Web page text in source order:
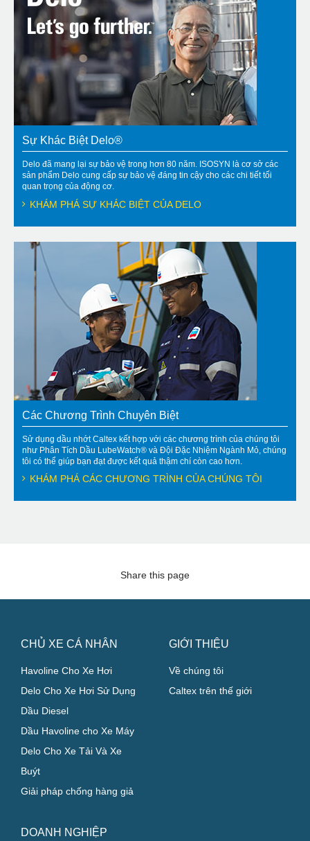
Sự Khác Biệt Delo®
Delo đã mang lại sự bảo vệ trong hơn 80 năm. ISOSYN là cơ sở các
sản phẩm Delo cung cấp sự bảo vệ đáng tin cậy cho các chi tiết tối
quan trọng của động cơ.
KHÁM PHÁ SỰ KHÁC BIỆT CỦA DELO
Các Chương Trình Chuyên Biệt
Sử dụng dầu nhớt Caltex kết hợp với các chương trình của chúng tôi
như Phân Tích Dầu LubeWatch® và Đội Đặc Nhiệm Ngành Mỏ, chúng
tôi có thể giúp bạn đạt được kết quả thậm chí còn cao hơn.
KHÁM PHÁ CÁC CHƯƠNG TRÌNH CỦA CHÚNG TÔI
Share this page
CHỦ XE CÁ NHÂN
Havoline Cho Xe Hơi
Delo Cho Xe Hơi Sử Dụng
Dầu Diesel
Dầu Havoline cho Xe Máy
Delo Cho Xe Tải Và Xe
Buýt
Giải pháp chống hàng giả
DOANH NGHIỆP
GIỚI THIỆU
Về chúng tôi
Caltex trên thế giới